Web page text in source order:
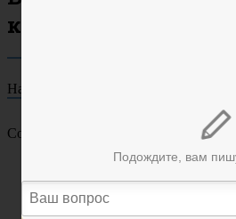
купли продажи
На чтение
Содержание
Восстановление птс по
Всё о том, можно ли
купли-продажи без хозяина